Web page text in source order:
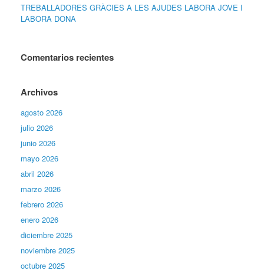
TREBALLADORES GRÀCIES A LES AJUDES LABORA JOVE I
LABORA DONA
Comentarios recientes
Archivos
agosto 2026
julio 2026
junio 2026
mayo 2026
abril 2026
marzo 2026
febrero 2026
enero 2026
diciembre 2025
noviembre 2025
octubre 2025